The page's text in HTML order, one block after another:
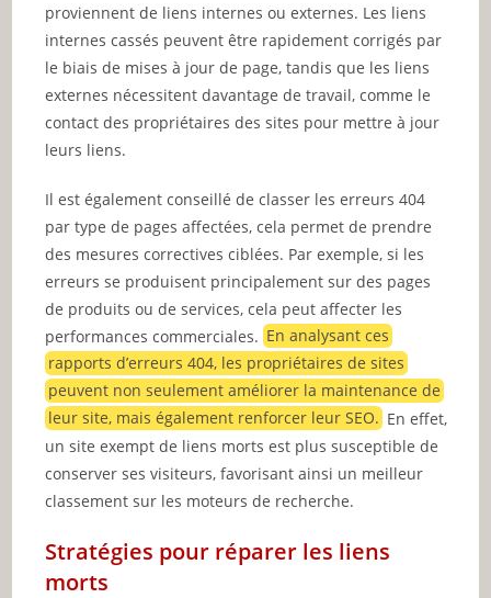
proviennent de liens internes ou externes. Les liens
internes cassés peuvent être rapidement corrigés par
le biais de mises à jour de page, tandis que les liens
externes nécessitent davantage de travail, comme le
contact des propriétaires des sites pour mettre à jour
leurs liens.
Il est également conseillé de classer les erreurs 404
par type de pages affectées, cela permet de prendre
des mesures correctives ciblées. Par exemple, si les
erreurs se produisent principalement sur des pages
de produits ou de services, cela peut affecter les
performances commerciales.En analysant ces
rapports d’erreurs 404, les propriétaires de sites
peuvent non seulement améliorer la maintenance de
leur site, mais également renforcer leur SEO. En effet,
un site exempt de liens morts est plus susceptible de
conserver ses visiteurs, favorisant ainsi un meilleur
classement sur les moteurs de recherche.
Stratégies pour réparer les liens
morts